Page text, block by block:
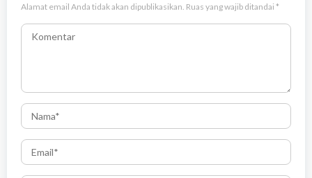
Alamat email Anda tidak akan dipublikasikan. Ruas yang wajib ditandai *